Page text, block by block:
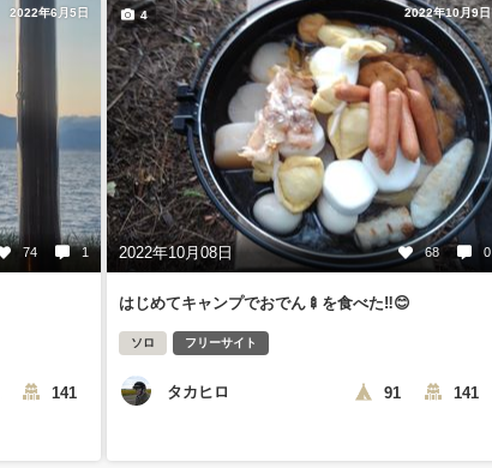
2022年6月5日
74 1
141
2022年10月9日
2022年10月08日 68 0
4
はじめてキャンプでおでん🍢を食べた‼️😊
ソロ フリーサイト
タカヒロ 91 141